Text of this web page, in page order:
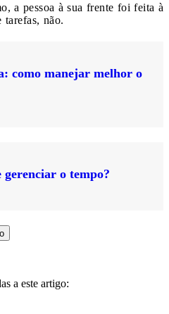
a pessoa à sua frente foi feita à
tarefas, não.
como manejar melhor o
o tempo?
a este artigo: